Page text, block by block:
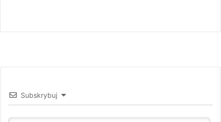
Subskrybuj